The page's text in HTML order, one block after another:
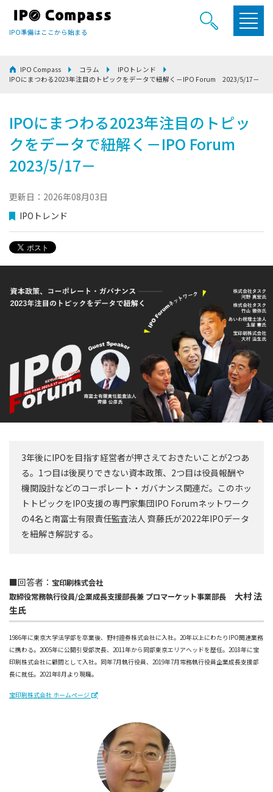
IPO準備はここから始まる
IPO Compass コラム
IPOトレンド
IPOにまつわる2023年注目のトピックをデータで紐解く－IPO Forum 2023/5/17－
IPOにまつわる2023年注目のトピッ
クをデータで紐解く－IPO Forum
2023/5/17－
更新日：2026年08月03日
IPOトレンド
3年後にIPOを目指す経営者が押さえておきたいことが2つあ
る。1つ目は後戻りできない資本政策、2つ目は役員報酬や
機関設計などのコーポレート・ガバナンス関連だ。このホッ
トトピックをIPO支援の専門家集団IPO Forumネットワーク
の4名と南富士有限責任監査法人 齊藤氏が2022年IPOデータ
を紐解き解説する。
■回答者： 宝印刷株式会社
取締役常務執行役員/企業成長支援部長兼 プロマーケット事業部長 大村 法
生氏
1986年に東京大学法学部を卒業後、野村證券株式会社に入社。20年以上にわたりIPO関連業務
に携わる。2005年に公開引受部次長、2011年から同部東京エリアヘッドを歴任。2018年に宝
印刷株式会社に顧問として入社。同年7月執行役員、2019年7月常務執行役員企業成長支援部
長に就任。2021年8月より現職。
宝印刷株式会社 ホームページ